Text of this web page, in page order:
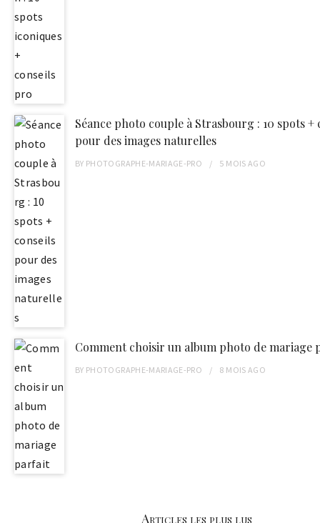
Séance photo couple à Strasbourg : 10 spots +
pour des images naturelles
BY PHOTOGRAPHE-MARIAGE-PRO 5 MOIS AGO
Comment choisir un album photo de mariage
BY PHOTOGRAPHE-MARIAGE-PRO 8 MOIS AGO
Articles les plus lus